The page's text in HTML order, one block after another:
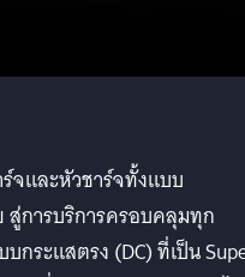
จและหัวชาร์จทั้งแบบ
การบริการครอบคลุมทุก
กระแสตรง (DC) ที่เป็น